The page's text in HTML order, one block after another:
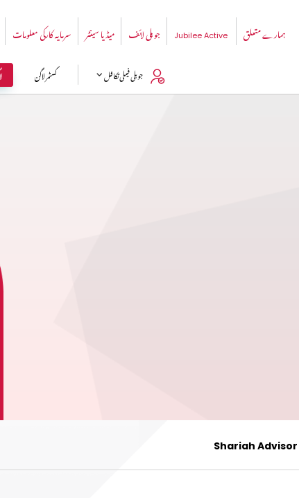
ہمارے متعلق Jubilee Active جوبلی لائف میڈیا سینٹر سرمایہ کارکی معلومات
جوبلی فیملی تکافل کسٹمر لاگن
Shariah Advisor